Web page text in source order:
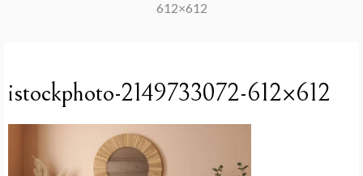
612×612
istockphoto-2149733072-612×612